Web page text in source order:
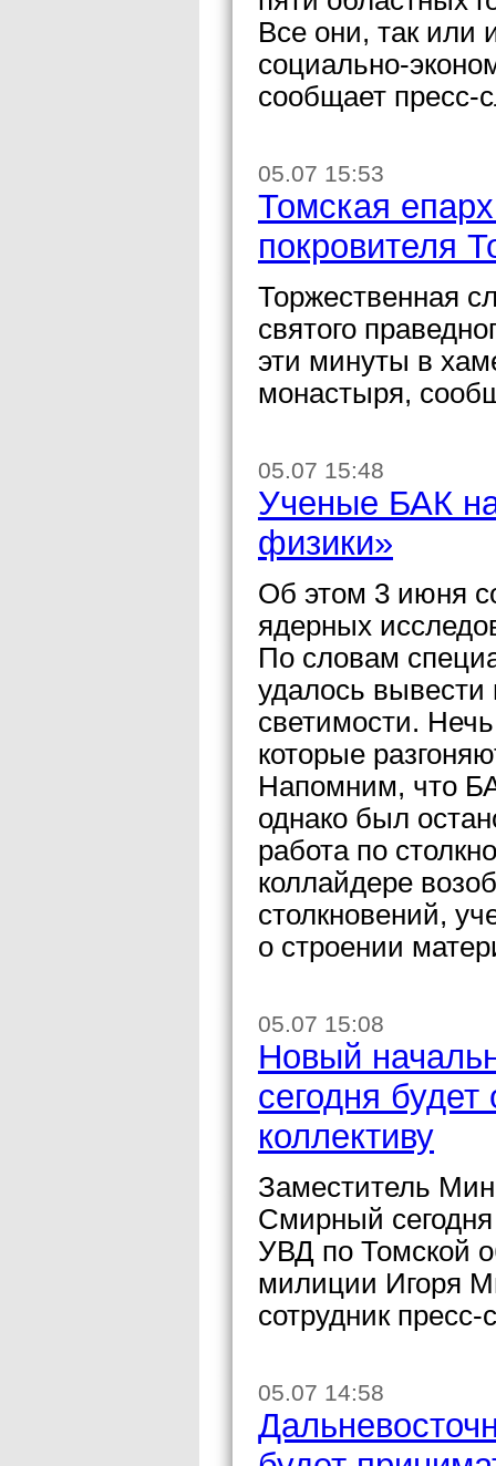
Все они, так или
социально-
сообщает пресс-
05.07 15:53
Томская
покровителя
Торжественная
святого
эти минуты в
монастыря,
05.07 15:48
Ученые БАК
физики»
Об этом 3 июня
ядерных
По словам
удалось
светимости.
которые
Напомним, что
однако был
работа по
коллайдере
столкновений,
о строении
05.07 15:08
Новый
сегодня
коллективу
Заместитель
Смирный
УВД по Томской
милиции Игоря
сотрудник
05.07 14:58